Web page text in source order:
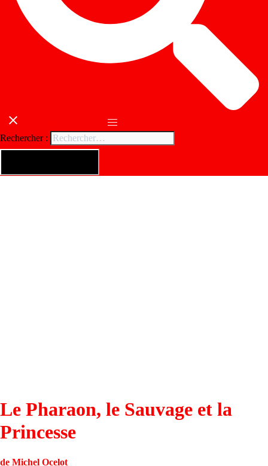
Rechercher :
Le Pharaon, le Sauvage et la
Princesse
de Michel Ocelot